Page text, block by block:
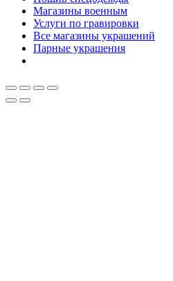
Магазины военным
Услуги по гравировки
Все магазины украшений
Парные украшения